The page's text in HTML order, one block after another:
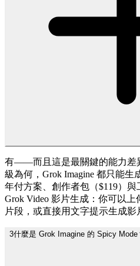
有——而且這是最關鍵的能力差
級為何，Grok Imagine 都只能生
年付方案、創作者包（$119）
Grok Video 影片生成：你可以
片段，或直接用文字提示生成影
3什麼是 Grok Imagine 的 Spicy